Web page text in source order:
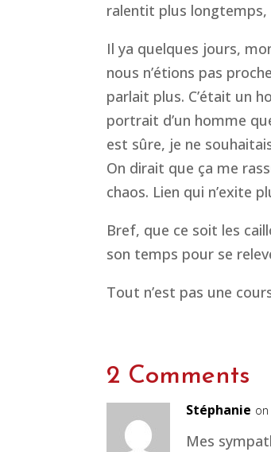
ralentit plus longtemps,
Il ya quelques jours,
nous n’étions pas
parlait plus. C’était un
portrait d’un homme
est sûre, je ne
On dirait que ça me
chaos. Lien qui n’exite
Bref, que ce soit les
son temps pour se
Tout n’est pas une
2 Comments
Stéphanie
Mes